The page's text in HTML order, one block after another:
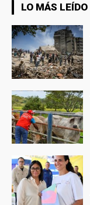
LO MÁS LEÍDO